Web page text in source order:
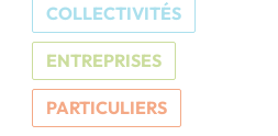
COLLECTIVITÉS
ENTREPRISES
PARTICULIERS